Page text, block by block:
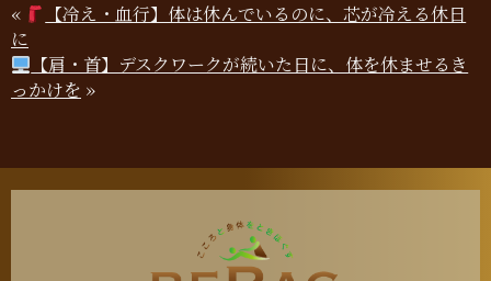
«
【冷え・血行】体は休んでいるのに、芯が冷える休日
に
【肩・首】デスクワークが続いた日に、体を休ませるき
っかけを »